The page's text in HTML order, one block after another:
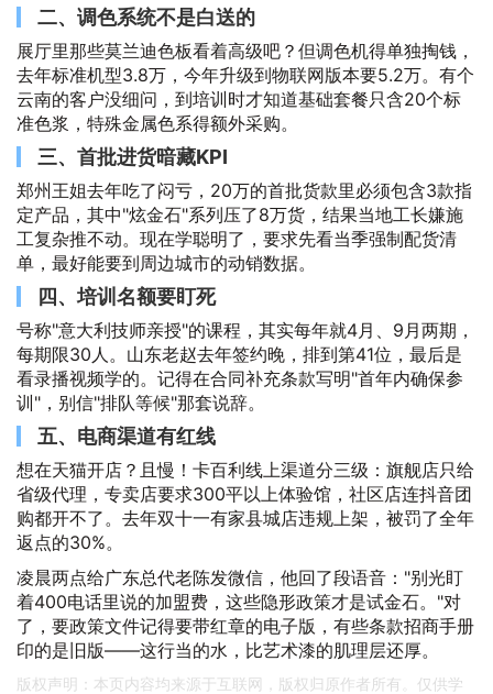
二、调色系统不是白送的
展厅里那些莫兰迪色板看着高级吧？但调色机得单独掏钱，
去年标准机型3.8万，今年升级到物联网版本要5.2万。有个
云南的客户没细问，到培训时才知道基础套餐只含20个标
准色浆，特殊金属色系得额外采购。
三、首批进货暗藏KPI
郑州王姐去年吃了闷亏，20万的首批货款里必须包含3款指
定产品，其中"炫金石"系列压了8万货，结果当地工长嫌施
工复杂推不动。现在学聪明了，要求先看当季强制配货清
单，最好能要到周边城市的动销数据。
四、培训名额要盯死
号称"意大利技师亲授"的课程，其实每年就4月、9月两期，
每期限30人。山东老赵去年签约晚，排到第41位，最后是
看录播视频学的。记得在合同补充条款写明"首年内确保参
训"，别信"排队等候"那套说辞。
五、电商渠道有红线
想在天猫开店？且慢！卡百利线上渠道分三级：旗舰店只给
省级代理，专卖店要求300平以上体验馆，社区店连抖音团
购都开不了。去年双十一有家县城店违规上架，被罚了全年
返点的30%。
凌晨两点给广东总代老陈发微信，他回了段语音："别光盯
着400电话里说的加盟费，这些隐形政策才是试金石。"对
了，要政策文件记得要带红章的电子版，有些条款招商手册
印的是旧版——这行当的水，比艺术漆的肌理层还厚。
版权声明：本页内容均来源于互联网，版权归原作者所有。仅供学